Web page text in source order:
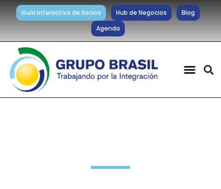
Guía Interactiva de Socios Hub de Negocios
Blog
Agenda